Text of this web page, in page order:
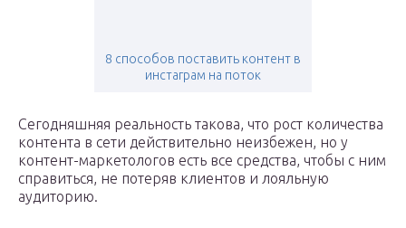
8 способов поставить контент в
инстаграм на поток
Сегодняшняя реальность такова, что рост количества
контента в сети действительно неизбежен, но у
контент-маркетологов есть все средства, чтобы с ним
справиться, не потеряв клиентов и лояльную
аудиторию.